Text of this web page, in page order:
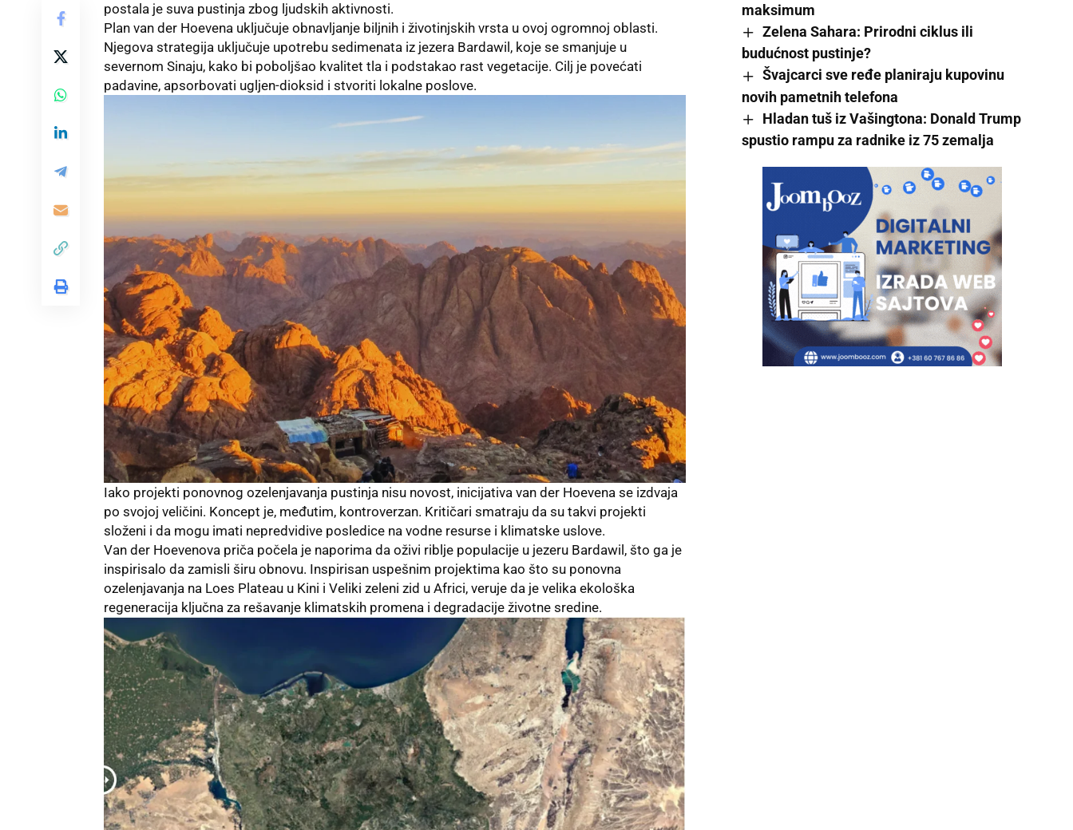
postala je suva pustinja zbog ljudskih aktivnosti.
Plan van der Hoevena uključuje obnavljanje biljnih i životinjskih vrsta u ovoj ogromnoj oblasti.
Njegova strategija uključuje upotrebu sedimenata iz jezera Bardawil, koje se smanjuje u
severnom Sinaju, kako bi poboljšao kvalitet tla i podstakao rast vegetacije. Cilj je povećati
padavine, apsorbovati ugljen-dioksid i stvoriti lokalne poslove.
Iako projekti ponovnog ozelenjavanja pustinja nisu novost, inicijativa van der Hoevena se izdvaja
po svojoj veličini. Koncept je, međutim, kontroverzan. Kritičari smatraju da su takvi projekti
složeni i da mogu imati nepredvidive posledice na vodne resurse i klimatske uslove.
Van der Hoevenova priča počela je naporima da oživi riblje populacije u jezeru Bardawil, što ga je
inspirisalo da zamisli širu obnovu. Inspirisan uspešnim projektima kao što su ponovna
ozelenjavanja na Loes Plateau u Kini i Veliki zeleni zid u Africi, veruje da je velika ekološka
regeneracija ključna za rešavanje klimatskih promena i degradacije životne sredine.
maksimum
Zelena Sahara: Prirodni ciklus ili
budućnost pustinje?
Švajcarci sve ređe planiraju kupovinu
novih pametnih telefona
Hladan tuš iz Vašingtona: Donald Trump
spustio rampu za radnike iz 75 zemalja